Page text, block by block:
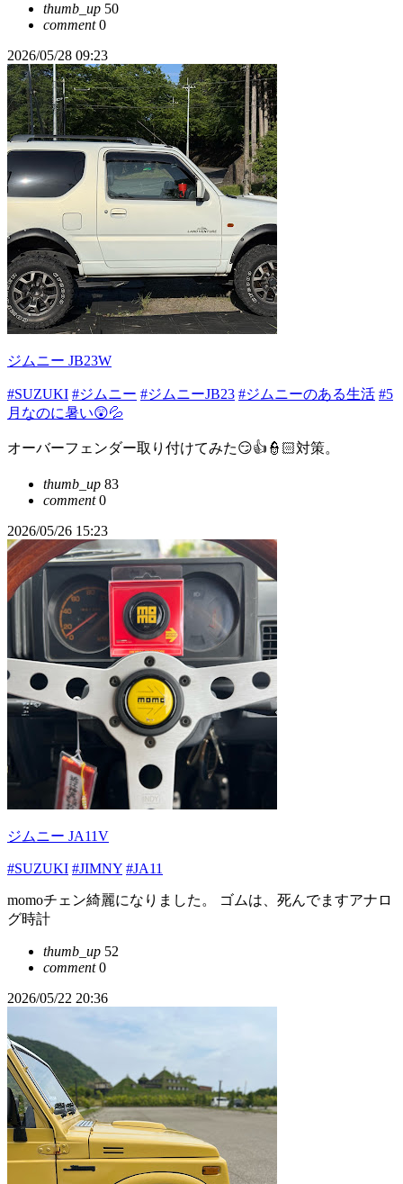
thumb_up 50
comment0
2026/05/28 09:23
ジムニー JB23W
#SUZUKI #ジムニー #ジムニーJB23 #ジムニーのある生活 #5
月なのに暑い😲💦
オーバーフェンダー取り付けてみた😏👍👮🏻対策。
thumb_up 83
comment0
2026/05/26 15:23
ジムニー JA11V
#SUZUKI #JIMNY #JA11
momoチェン綺麗になりました。 ゴムは、死んでますアナロ
グ時計
thumb_up 52
comment0
2026/05/22 20:36